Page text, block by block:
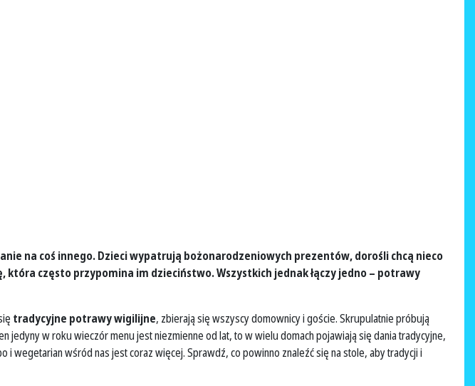
na coś innego. Dzieci wypatrują bożonarodzeniowych prezentów, dorośli chcą nieco
często przypomina im dzieciństwo. Wszystkich jednak łączy jedno – potrawy
tradycyjne potrawy wigilijne, zbierają się wszyscy domownicy i goście. Skrupulatnie próbują
jedyny w roku wieczór menu jest niezmienne od lat, to w wielu domach pojawiają się dania tradycyjne,
i wegetarian wśród nas jest coraz więcej. Sprawdź, co powinno znaleźć się na stole, aby tradycji i